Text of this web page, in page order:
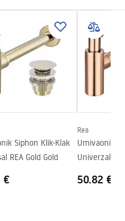
kamena
mm
340
_5.pdf
Siphon Klik-Klak
REA Gold Gold
€
Rea
Umivaonik
Univerzalno
50.82 €